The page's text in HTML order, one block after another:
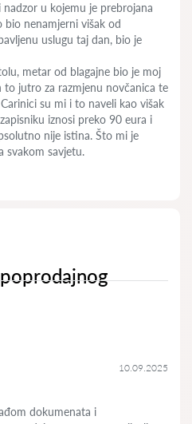
nadzor u kojemu je prebrojana
bio nenamjerni višak od
uslugu taj dan, bio je
metar od blagajne bio je moj
jutro za razmjenu novčanica te
su mi i to naveli kao višak
iznosi preko 90 eura i
nije istina. Što mi je
svakom savjetu.
10.09.2025
dokumenata i